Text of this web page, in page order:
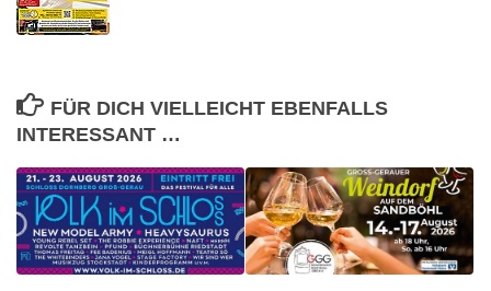
FÜR DICH VIELLEICHT EBENFALLS
INTERESSANT …